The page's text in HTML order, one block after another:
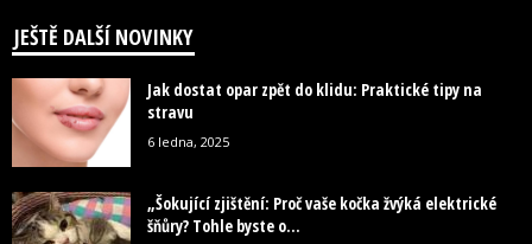
JEŠTĚ DALŠÍ NOVINKY
Jak dostat opar zpět do klidu: Praktické tipy na
stravu
6 ledna, 2025
„Šokující zjištění: Proč vaše kočka žvýká elektrické
šňůry? Tohle byste o...